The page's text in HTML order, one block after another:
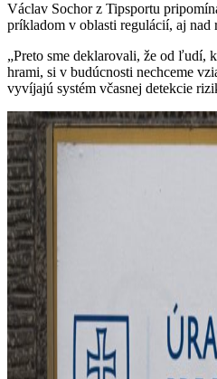
Václav Sochor z Tipsportu
príkladom v oblasti regulácií, aj nad
„Preto sme deklarovali, že od ľudí,
hrami, si v budúcnosti nechceme
vyvíjajú systém včasnej detekcie